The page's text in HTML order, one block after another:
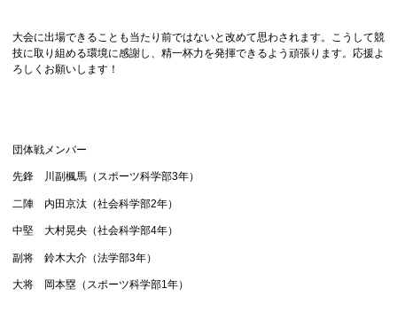
大会に出場できることも当たり前ではないと改めて思わされます。こうして競
技に取り組める環境に感謝し、精一杯力を発揮できるよう頑張ります。応援よ
ろしくお願いします！
団体戦メンバー
先鋒 川副楓馬（スポーツ科学部3年）
二陣 内田京汰（社会科学部2年）
中堅 大村晃央（社会科学部4年）
副将 鈴木大介（法学部3年）
大将 岡本塁（スポーツ科学部1年）